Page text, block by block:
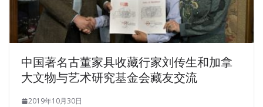
中国著名古董家具收藏行家刘传生和加拿
大文物与艺术研究基金会藏友交流
2019年10月30日